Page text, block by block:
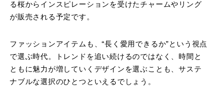
る桜からインスピレーションを受けたチャームやリング
が販売される予定です。
ファッションアイテムも、“長く愛用できるか”という視点
で選ぶ時代。トレンドを追い続けるのではなく、時間と
ともに魅力が増していくデザインを選ぶことも、サステ
ナブルな選択のひとつといえるでしょう。